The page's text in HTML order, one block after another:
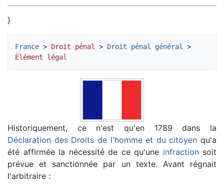
}
France > Droit pénal > Droit pénal général
Élément légal
Historiquement, ce n'est qu'en 1789 dans la
Déclaration des Droits de l'homme et du citoyen qu'a
été affirmée la nécessité de ce qu'une infractionsoit
prévue et sanctionnée par un texte. Avant régnait
l'arbitraire :